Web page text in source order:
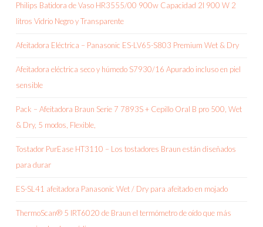
Philips Batidora de Vaso HR3555/00 900w Capacidad 2l 900 W 2
litros Vidrio Negro y Transparente
Afeitadora Eléctrica – Panasonic ES-LV65-S803 Premium Wet & Dry
Afeitadora eléctrica seco y húmedo S7930/16 Apurado incluso en piel
sensible
Pack – Afeitadora Braun Serie 7 7893S + Cepillo Oral B pro 500, Wet
& Dry, 5 modos, Flexible,
Tostador PurEase HT3110 – Los tostadores Braun están diseñados
para durar
ES-SL41 afeitadora Panasonic Wet / Dry para afeitado en mojado
ThermoScan® 5 IRT6020 de Braun el termómetro de oído que más